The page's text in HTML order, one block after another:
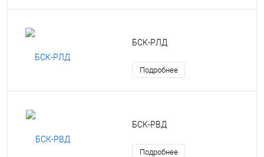
БСК-РЛД
Подробнее
БСК-РВД
Подробнее